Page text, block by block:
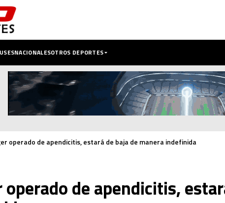
NACIONALESOTROS DEPORTES
operado de apendicitis, estará de baja de manera indefinida
operado de apendicitis,